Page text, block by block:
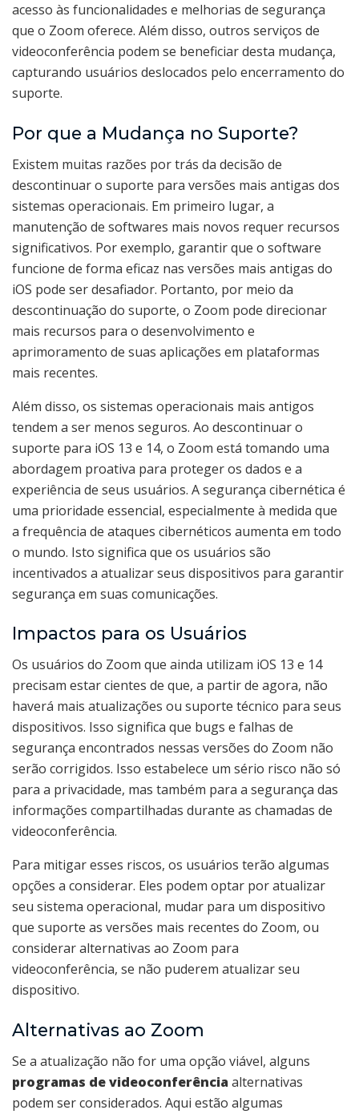
acesso às funcionalidades e melhorias de segurança
que o Zoom oferece. Além disso, outros serviços de
videoconferência podem se beneficiar desta mudança,
capturando usuários deslocados pelo encerramento do
suporte.
Por que a Mudança no Suporte?
Existem muitas razões por trás da decisão de
descontinuar o suporte para versões mais antigas dos
sistemas operacionais. Em primeiro lugar, a
manutenção de softwares mais novos requer recursos
significativos. Por exemplo, garantir que o software
funcione de forma eficaz nas versões mais antigas do
iOS pode ser desafiador. Portanto, por meio da
descontinuação do suporte, o Zoom pode direcionar
mais recursos para o desenvolvimento e
aprimoramento de suas aplicações em plataformas
mais recentes.
Além disso, os sistemas operacionais mais antigos
tendem a ser menos seguros. Ao descontinuar o
suporte para iOS 13 e 14, o Zoom está tomando uma
abordagem proativa para proteger os dados e a
experiência de seus usuários. A segurança cibernética é
uma prioridade essencial, especialmente à medida que
a frequência de ataques cibernéticos aumenta em todo
o mundo. Isto significa que os usuários são
incentivados a atualizar seus dispositivos para garantir
segurança em suas comunicações.
Impactos para os Usuários
Os usuários do Zoom que ainda utilizam iOS 13 e 14
precisam estar cientes de que, a partir de agora, não
haverá mais atualizações ou suporte técnico para seus
dispositivos. Isso significa que bugs e falhas de
segurança encontrados nessas versões do Zoom não
serão corrigidos. Isso estabelece um sério risco não só
para a privacidade, mas também para a segurança das
informações compartilhadas durante as chamadas de
videoconferência.
Para mitigar esses riscos, os usuários terão algumas
opções a considerar. Eles podem optar por atualizar
seu sistema operacional, mudar para um dispositivo
que suporte as versões mais recentes do Zoom, ou
considerar alternativas ao Zoom para
videoconferência, se não puderem atualizar seu
dispositivo.
Alternativas ao Zoom
Se a atualização não for uma opção viável, alguns
programas de videoconferência alternativas
podem ser considerados. Aqui estão algumas